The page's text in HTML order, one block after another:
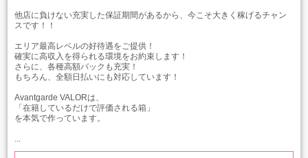
他店に負けない充実した保証期間があるから、今こそ大きく稼げるチャン
スです！！
エリア最高レベルの好待遇をご提供！
確実に高収入を得られる環境をお約束します！
さらに、各種高額バックも充実！
もちろん、全額日払いにも対応しています！
Avantgarde VALORは、
「在籍しているだけで評価される箱」
を本気で作っています。
...